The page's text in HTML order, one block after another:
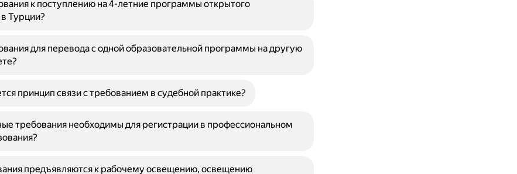
к поступлению на 4-летние программы открытого
Турции?
для перевода с одной образовательной программы на другую
принцип связи с требованием в судебной практике?
требования необходимы для регистрации в профессиональном
предъявляются к рабочему освещению, освещению